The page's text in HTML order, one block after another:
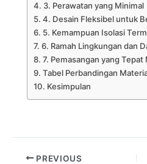
3. Perawatan yang Minimal
4. Desain Fleksibel untuk
5. Kemampuan Isolasi
6. Ramah Lingkungan dan
7. Pemasangan yang
Tabel Perbandingan
Kesimpulan
PREVIOUS